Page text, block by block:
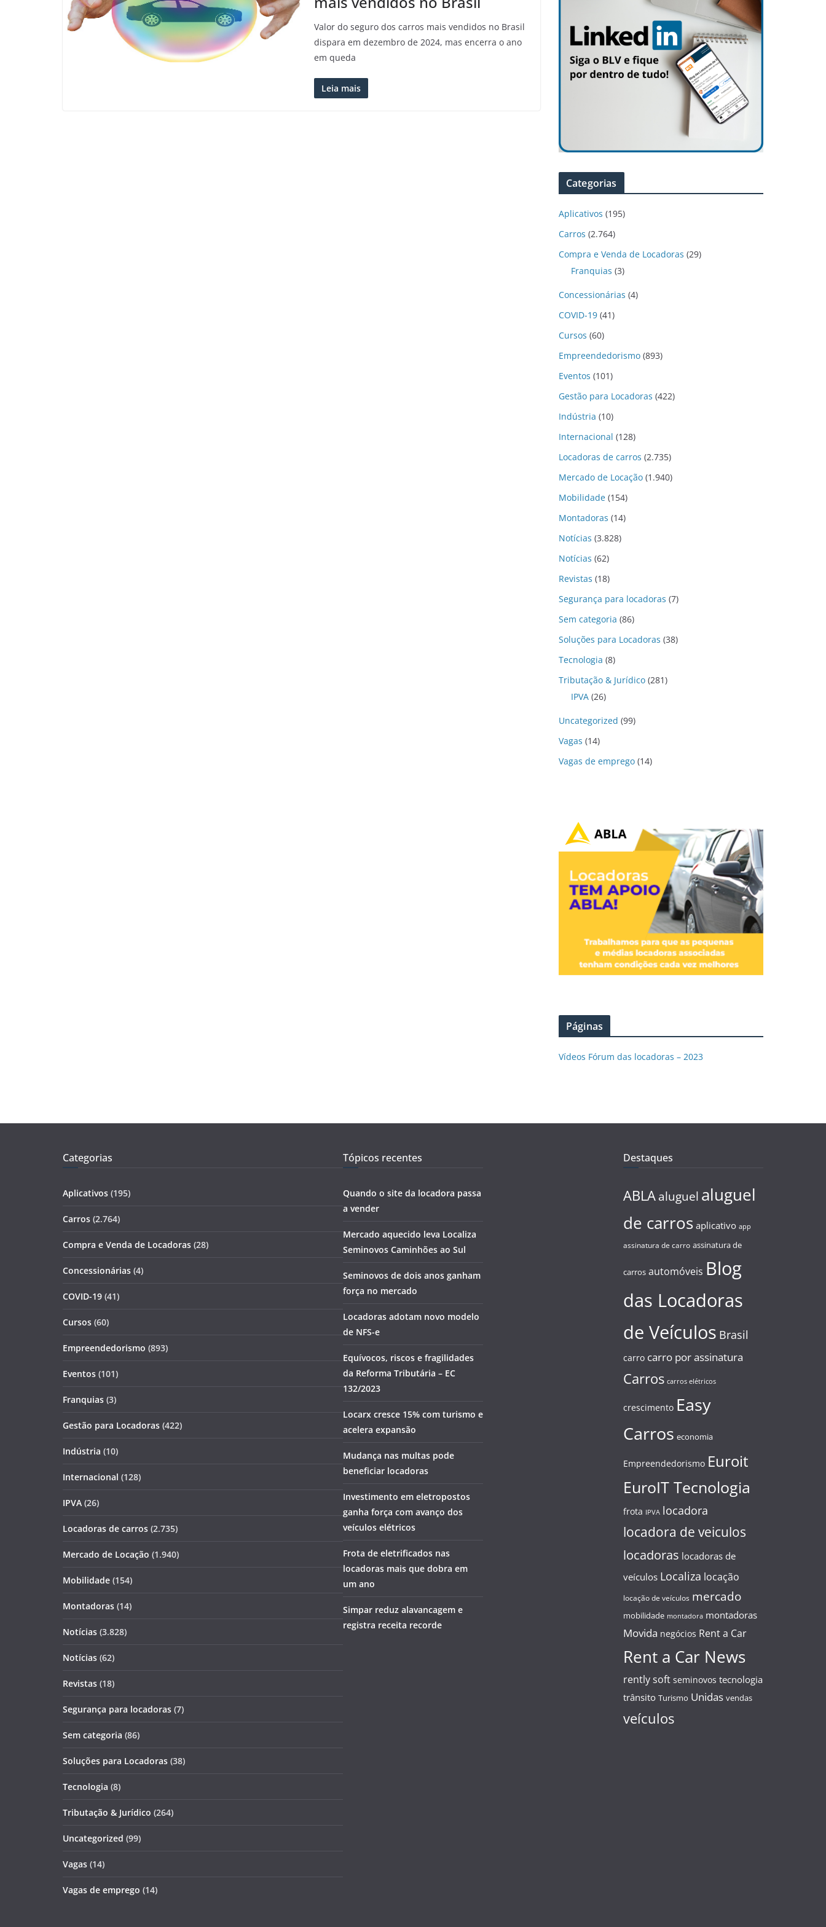
Valor do seguro dos carros mais vendidos no Brasil
dispara em dezembro de 2024, mas encerra o ano
em queda
Leia mais
Categorias
Aplicativos (195)
Carros (2.764)
Compra e Venda de Locadoras (29)
Franquias (3)
Concessionárias (4)
COVID-19 (41)
Cursos (60)
Empreendedorismo (893)
Eventos (101)
Gestão para Locadoras (422)
Indústria (10)
Internacional (128)
Locadoras de carros (2.735)
Mercado de Locação (1.940)
Mobilidade (154)
Montadoras (14)
Notícias (3.828)
Notícias (62)
Revistas (18)
Segurança para locadoras (7)
Sem categoria (86)
Soluções para Locadoras (38)
Tecnologia (8)
Tributação & Jurídico (281)
IPVA (26)
Uncategorized (99)
Vagas (14)
Vagas de emprego (14)
Páginas
Vídeos Fórum das locadoras – 2023
Categorias
Aplicativos (195)
Carros (2.764)
Compra e Venda de Locadoras (28)
Concessionárias (4)
COVID-19 (41)
Cursos (60)
Empreendedorismo (893)
Eventos (101)
Franquias (3)
Gestão para Locadoras (422)
Indústria (10)
Internacional (128)
IPVA (26)
Locadoras de carros (2.735)
Mercado de Locação (1.940)
Mobilidade (154)
Montadoras (14)
Notícias (3.828)
Notícias (62)
Revistas (18)
Segurança para locadoras (7)
Sem categoria (86)
Soluções para Locadoras (38)
Tecnologia (8)
Tributação & Jurídico (264)
Uncategorized (99)
Vagas (14)
Vagas de emprego (14)
Tópicos recentes
Quando o site da locadora passa
a vender
Mercado aquecido leva Localiza
Seminovos Caminhões ao Sul
Seminovos de dois anos ganham
força no mercado
Locadoras adotam novo modelo
de NFS-e
Equívocos, riscos e fragilidades
da Reforma Tributária – EC
132/2023
Locarx cresce 15% com turismo e
acelera expansão
Mudança nas multas pode
beneficiar locadoras
Investimento em eletropostos
ganha força com avanço dos
veículos elétricos
Frota de eletrificados nas
locadoras mais que dobra em
um ano
Simpar reduz alavancagem e
registra receita recorde
Destaques
ABLA aluguel aluguel
de carros aplicativo app
assinatura de carro assinatura de
carros automóveis Blog
das Locadoras
de Veículos Brasil
carro carro por assinatura
Carros carros elétricos
crescimento Easy
Carros economia
Empreendedorismo Euroit
EuroIT Tecnologia
frota IPVA locadora
locadora de veiculos
locadoras locadoras de
veículos Localiza locação
locação de veículos mercado
mobilidade montadora montadoras
Movida negócios Rent a Car
Rent a Car News
rently soft seminovos tecnologia
trânsito Turismo Unidas vendas
veículos